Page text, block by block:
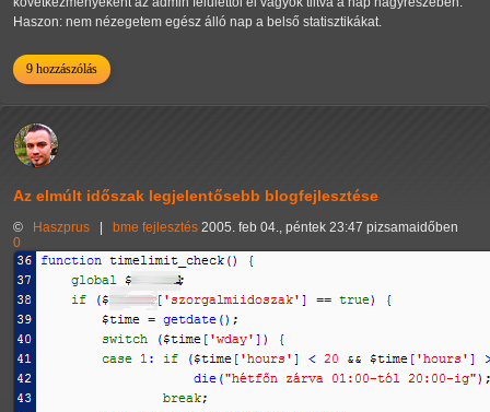
Haszon: nem nézegetem egész álló nap a belső statisztikákat.
9 hozzászólás
Az elmúlt időszak legjelentősebb blogfejlesztése
© Haszprus bme fejlesztés 2005. feb 04., péntek 23:47 pizsamaidőben
0